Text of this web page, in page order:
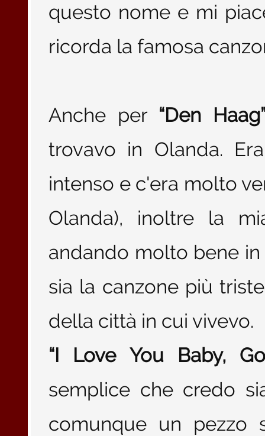
questo nome e mi
ricorda la famosa
Anche per “Den
trovavo in Olanda.
intenso e c'era molto
Olanda), inoltre la
andando molto bene
sia la canzone più
della città in cui vivevo.
“I Love You Baby,
semplice che credo
comunque un pezzo